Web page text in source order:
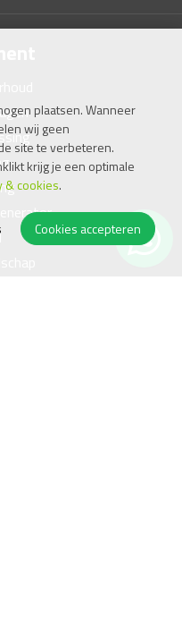
plaatsen. Wanneer
wij geen
site te verbeteren.
krijg je een optimale
& cookies.
Cookies accepteren